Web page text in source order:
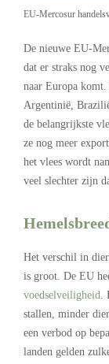
EU-Mercosur
De nieuwe EU-
dat er straks nog
naar Europa
Argentinië,
de belangrijkste
ze nog meer
het vlees wordt
veel slechter zijn
Het verschil in
is groot. De EU
voedselveiligheid.
stallen, minder
een verbod op
landen gelden